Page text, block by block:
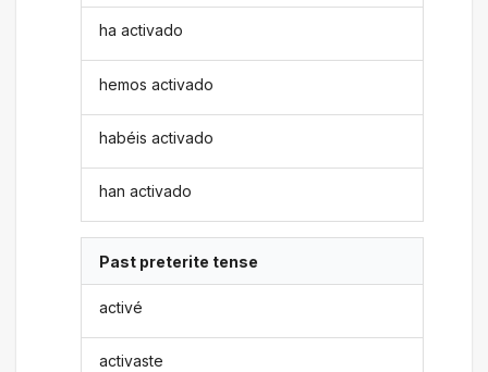
ha activado
hemos activado
habéis activado
han activado
Past preterite tense
activé
activaste